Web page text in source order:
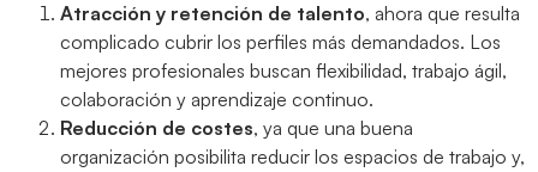
Atracción y retención de talento, ahora que resulta
complicado cubrir los perfiles más demandados. Los
mejores profesionales buscan flexibilidad, trabajo ágil,
colaboración y aprendizaje continuo.
Reducción de costes, ya que una buena
organización posibilita reducir los espacios de trabajo y,